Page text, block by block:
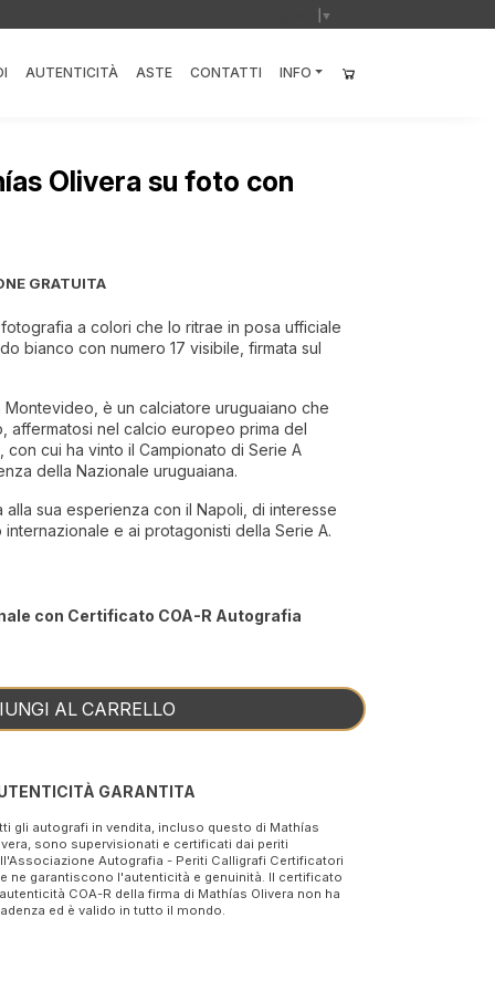
▼
AUTENTICITÀ ASTE CONTATTI INFO
Olivera su foto con
GRATUITA
a colori che lo ritrae in posa ufficiale
bianco con numero 17 visibile, firmata sul
Montevideo, è un calciatore uruguaiano che
affermatosi nel calcio europeo prima del
cui ha vinto il Campionato di Serie A
della Nazionale uruguaiana.
sua esperienza con il Napoli, di interesse
e ai protagonisti della Serie A.
con Certificato COA-R Autografia
AL CARRELLO
GARANTITA
gli autografi in vendita, incluso questo di Mathías
sono supervisionati e certificati dai periti
Autografia - Periti Calligrafi Certificatori
ne garantiscono l'autenticità e genuinità. Il certificato
COA-R della firma di Mathías Olivera non ha
ed è valido in tutto il mondo.